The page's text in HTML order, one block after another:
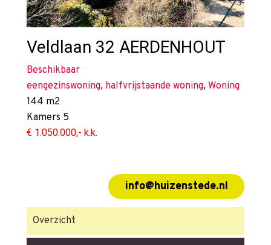
Veldlaan 32 AERDENHOUT
Beschikbaar
eengezinswoning, halfvrijstaande woning, Woning
144 m2
Kamers 5
€ 1.050.000,- k.k.
info@huizenstede.nl
Overzicht